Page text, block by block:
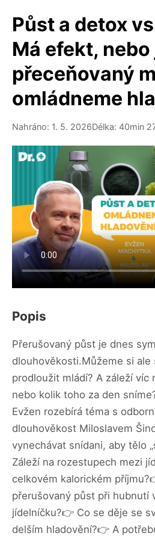
Půst a detox
Má efekt, nebo
přeceňovaný
omládneme
Nahráno: 1. 5. 2026Délka: 40min
Popis
Přerušovaný půst je dnes
dlouhověkosti.Můžeme si
prodloužit mládí? A záleží víc
nebo kolik toho za den
Evžen rozebírá téma s
dlouhověkost Miloslavem
vynechávat snídani, aby tělo
Záleží na rozestupech mezi
celkovém kalorickém
přerušovaný půst při hubnutí
jídelníčku?👉 Co se děje se
delším hladovění?👉 A